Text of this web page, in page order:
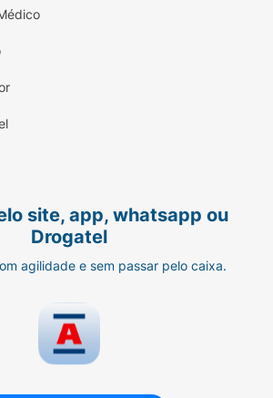
site, app, whatsapp ou
Drogatel
agilidade e sem passar pelo caixa.